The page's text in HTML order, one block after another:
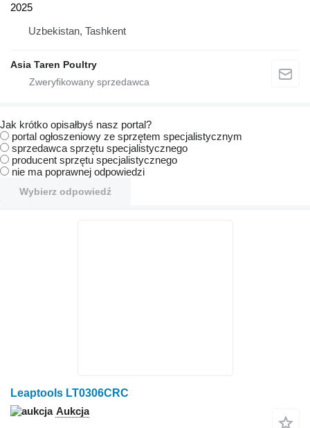
2025
Uzbekistan, Tashkent
Asia Taren Poultry
Jak krótko opisałbyś nasz portal?
portal ogłoszeniowy ze sprzętem specjalistycznym
sprzedawca sprzętu specjalistycznego
producent sprzętu specjalistycznego
nie ma poprawnej odpowiedzi
Wybierz odpowiedź
Leaptools LT0306CRC
Aukcja